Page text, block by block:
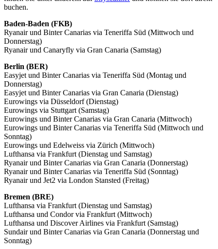
buchen.
Baden-Baden (FKB)
Ryanair und Binter Canarias via Teneriffa Süd (Mittwoch und
Donnerstag)
Ryanair und Canaryfly via Gran Canaria (Samstag)
Berlin (BER)
Easyjet und Binter Canarias via Teneriffa Süd (Montag und
Donnerstag)
Easyjet und Binter Canarias via Gran Canaria (Dienstag)
Eurowings via Düsseldorf (Dienstag)
Eurowings via Stuttgart (Samstag)
Eurowings und Binter Canarias via Gran Canaria (Mittwoch)
Eurowings und Binter Canarias via Teneriffa Süd (Mittwoch und
Sonntag)
Eurowings und Edelweiss via Zürich (Mittwoch)
Lufthansa via Frankfurt (Dienstag und Samstag)
Ryanair und Binter Canarias via Gran Canaria (Donnerstag)
Ryanair und Binter Canarias via Teneriffa Süd (Sonntag)
Ryanair und Jet2 via London Stansted (Freitag)
Bremen (BRE)
Lufthansa via Frankfurt (Dienstag und Samstag)
Lufthansa und Condor via Frankfurt (Mittwoch)
Lufthansa und Discover Airlines via Frankfurt (Samstag)
Sundair und Binter Canarias via Gran Canaria (Donnerstag und
Sonntag)